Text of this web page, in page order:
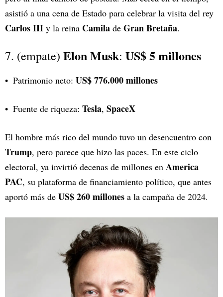
asistió a una cena de Estado para celebrar la visita del rey
Carlos III y la reina Camila de Gran Bretaña.
7. (empate) Elon Musk: US$ 5 millones
Patrimonio neto: US$ 776.000 millones
Fuente de riqueza: Tesla, SpaceX
El hombre más rico del mundo tuvo un desencuentro con
Trump, pero parece que hizo las paces. En este ciclo
electoral, ya invirtió decenas de millones en America
PAC, su plataforma de financiamiento político, que antes
aportó más de US$ 260 millones a la campaña de 2024.